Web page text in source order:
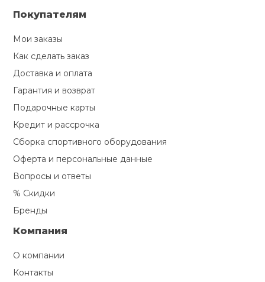
Покупателям
Мои заказы
Как сделать заказ
Доставка и оплата
Гарантия и возврат
Подарочные карты
Кредит и рассрочка
Сборка спортивного оборудования
Оферта и персональные данные
Вопросы и ответы
% Скидки
Бренды
Компания
О компании
Контакты